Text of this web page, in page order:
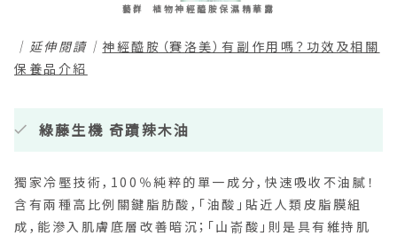
藝群 植物神經醯胺保濕精華露
｜延伸閱讀｜神經醯胺（賽洛美）有副作用嗎？功效及相關
保養品介紹
綠藤生機 奇蹟辣木油
獨家冷壓技術，100％純粹的單一成分，快速吸收不油膩！
含有兩種高比例關鍵脂肪酸，「油酸」貼近人類皮脂膜組
成，能滲入肌膚底層改善暗沉；「山嵛酸」則是具有維持肌